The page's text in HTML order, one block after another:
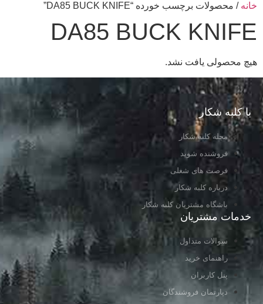
خانه / محصولات برچسب خورده “DA85 BUCK KNIFE”
DA85 BUCK KNIFE
هیچ محصولی یافت نشد.
با کلبه شکار
مجله کلبه شکار
فروشنده شوید
فرصت های شغلی
درباره کلبه شکار
باشگاه مشتریان کلبه شکار
خدمات مشتریان
سوالات متداول
راهنمای خرید
پنل کاربران
دپارتمان فروشندگان